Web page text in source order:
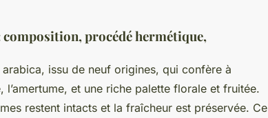
procédé hermétique,
issu de neuf origines, qui confère à
l’amertume, et une riche palette florale et fruitée.
restent intacts et la fraîcheur est préservée. Ce